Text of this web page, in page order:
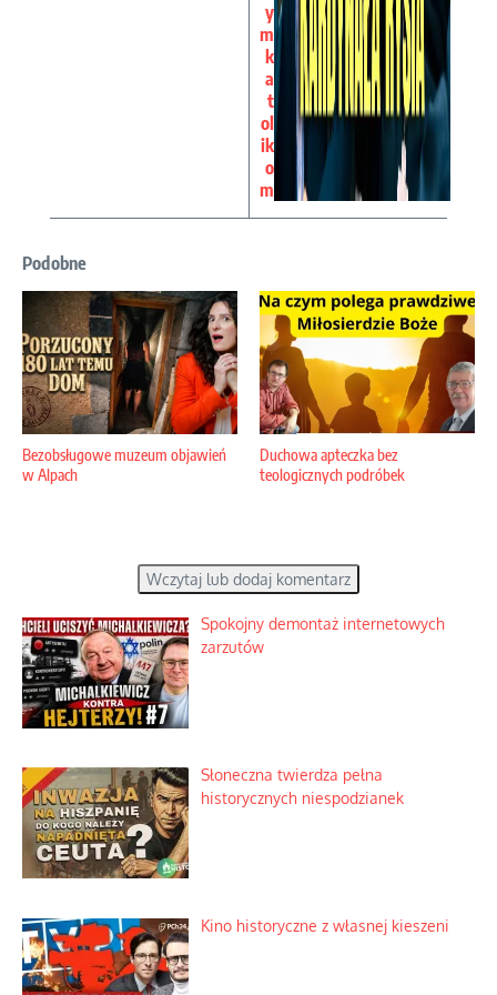
y
m
k
a
t
ol
ik
o
m
Podobne
Bezobsługowe muzeum objawień
w Alpach
Duchowa apteczka bez
teologicznych podróbek
Wczytaj lub dodaj komentarz
Spokojny demontaż internetowych
zarzutów
Słoneczna twierdza pełna
historycznych niespodzianek
Kino historyczne z własnej kieszeni